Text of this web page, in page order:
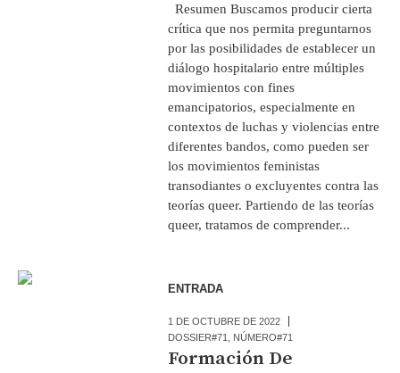
Resumen Buscamos producir cierta
crítica que nos permita preguntarnos
por las posibilidades de establecer un
diálogo hospitalario entre múltiples
movimientos con fines
emancipatorios, especialmente en
contextos de luchas y violencias entre
diferentes bandos, como pueden ser
los movimientos feministas
transodiantes o excluyentes contra las
teorías queer. Partiendo de las teorías
queer, tratamos de comprender...
ENTRADA
1 DE OCTUBRE DE 2022
DOSSIER#71
NÚMERO#71
Formación De